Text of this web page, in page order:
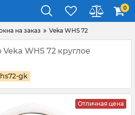
0
на заказ Veka WHS 72
WHS 72 круглое
gk
Отличная цена